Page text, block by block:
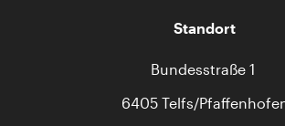
Standort
Bundesstraße 1
6405 Telfs/